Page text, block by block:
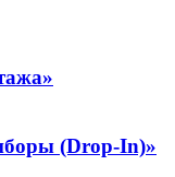
(Drop-In)»